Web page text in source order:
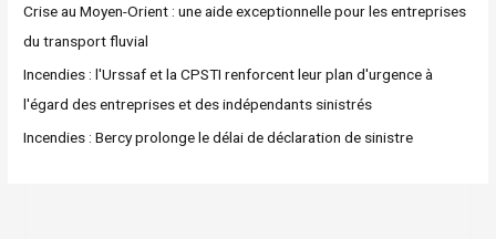
Crise au Moyen-Orient : une aide exceptionnelle pour les entreprises
du transport fluvial
Incendies : l'Urssaf et la CPSTI renforcent leur plan d'urgence à
l'égard des entreprises et des indépendants sinistrés
Incendies : Bercy prolonge le délai de déclaration de sinistre